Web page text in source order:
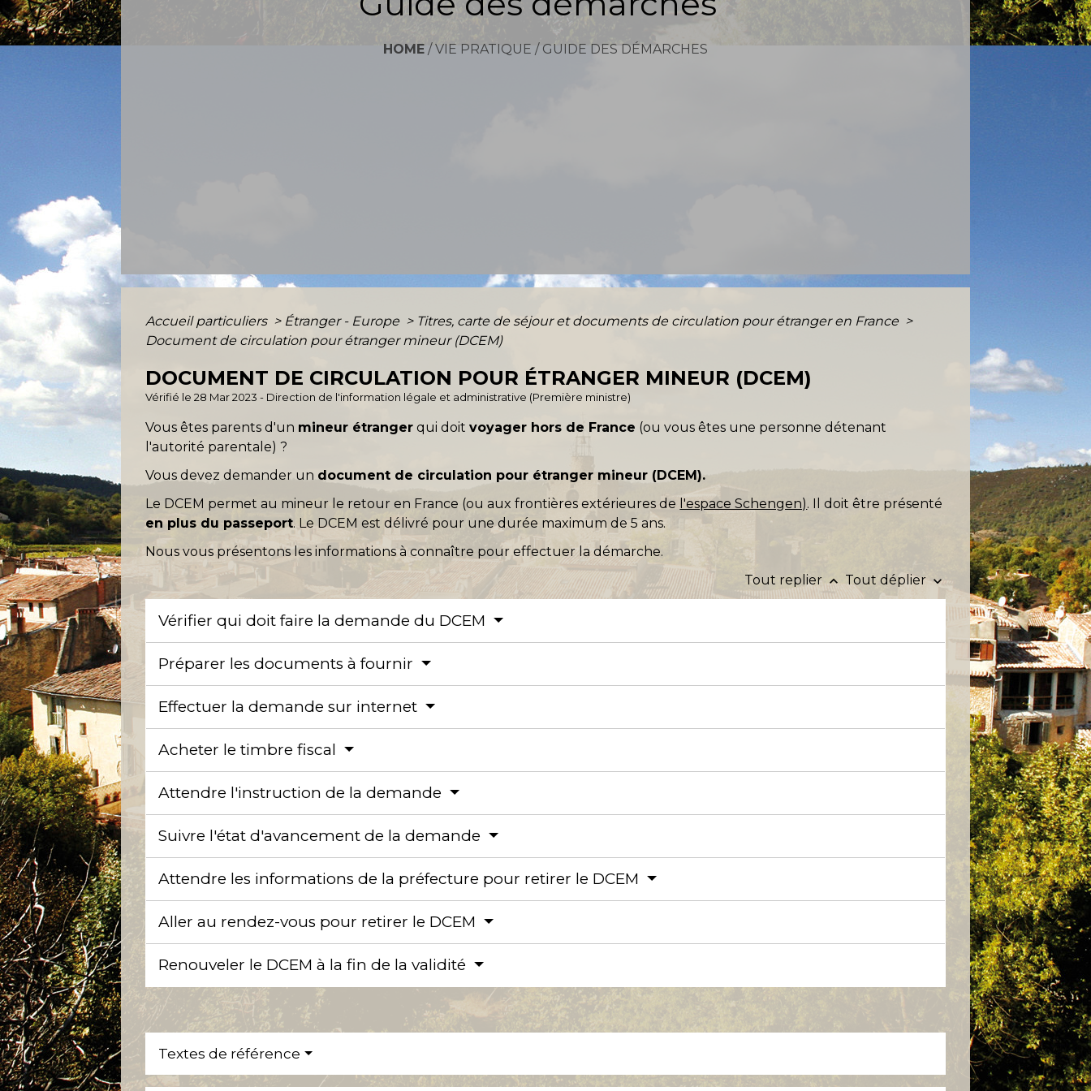
HOME / VIE PRATIQUE / GUIDE DES DÉMARCHES
Accueil particuliers > Étranger - Europe > Titres, carte de séjour et documents de circulation pour étranger en France >
Document de circulation pour étranger mineur (DCEM)
DOCUMENT DE CIRCULATION POUR ÉTRANGER MINEUR (DCEM)
Vérifié le 28 Mar 2023 - Direction de l'information légale et administrative (Première ministre)
Vous êtes parents d'un mineur étranger qui doitvoyager hors de France (ou vous êtes une personne détenant
l'autorité parentale) ?
Vous devez demander un document de circulation pour étranger mineur (DCEM).
Le DCEM permet au mineur le retour en France (ou aux frontières extérieures de l'espace Schengen). Il doit être présenté
en plus du passeport. Le DCEM est délivré pour une durée maximum de 5 ans.
Nous vous présentons les informations à connaître pour effectuer la démarche.
Tout replier keyboard_arrow_up Tout déplier keyboard_arrow_down
Vérifier qui doit faire la demande du DCEM
Préparer les documents à fournir
Effectuer la demande sur internet
Acheter le timbre fiscal
Attendre l'instruction de la demande
Suivre l'état d'avancement de la demande
Attendre les informations de la préfecture pour retirer le DCEM
Aller au rendez-vous pour retirer le DCEM
Renouveler le DCEM à la fin de la validité
Textes de référence